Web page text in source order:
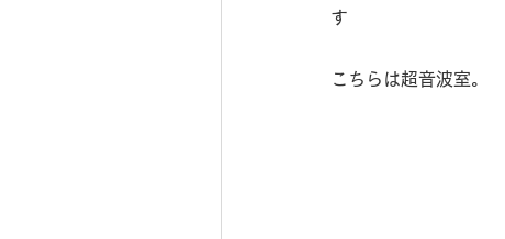
す
こちらは超音波室。